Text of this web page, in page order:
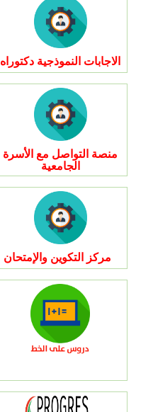
الاجابات النموذجية دكتوراه
منصة التواصل مع الأسرة
الجامعية
مركز التكوين والإمتحان